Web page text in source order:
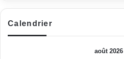
Calendrier
août 2026